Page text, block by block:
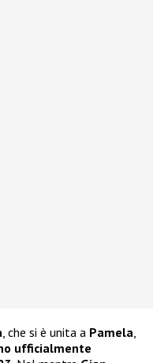
, che si è unita a Pamela,
ufficialmente